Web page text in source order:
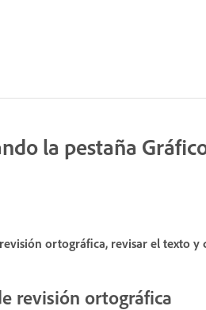
la pestaña
ortográfica, revisar el texto
revisión ortográfica